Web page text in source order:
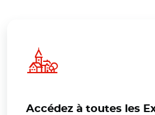
Accédez à toutes les